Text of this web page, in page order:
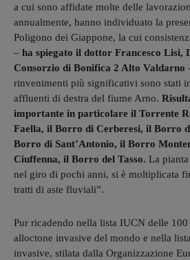
a cui sono affidate molte delle
annualmente, hanno individuato la
Poligono dei Giappone, la cui
– ha spiegato il dottor Francesco Lisi,
Consorzio di Bonifica 2 Alto Valdarno
rinvenimenti più significativi sono stati
affluenti di destra del fiume Arno.
importante in particolare il Torrente
Faella, il Borro di Cerberesi, il Borro
Borro di Sant’Antonio, il Borro
Ciuffenna, il Borro del Tasso. La
nel giro di pochi anni, si è moltiplicata
tratti di aste fluviali”.
Pur ricadendo nella lista IUCN delle
alloctone invasive del mondo e nella
invasive, stilata dalla Organizzazione